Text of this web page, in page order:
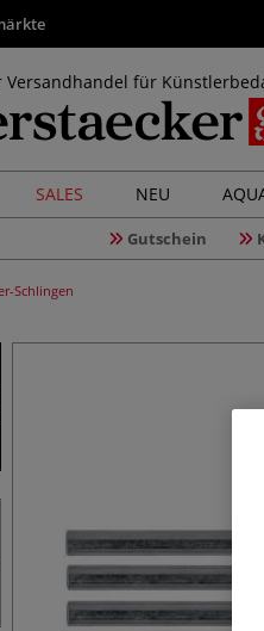
Versandhandel für
SALES NEU
Gutschein
Schlingen